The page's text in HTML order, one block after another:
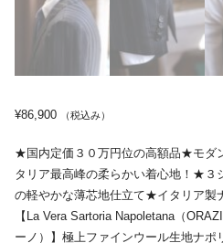
¥86,900 （税込み）
★国内定価３０万円位の高額品★モダ
タリア最高峰の柔らかい着心地！★
の軽やかな薄芯地仕立て★イタリア製
【La Vera Sartoria Napoletana（
ーノ）】極上ファインウール生地ナポ